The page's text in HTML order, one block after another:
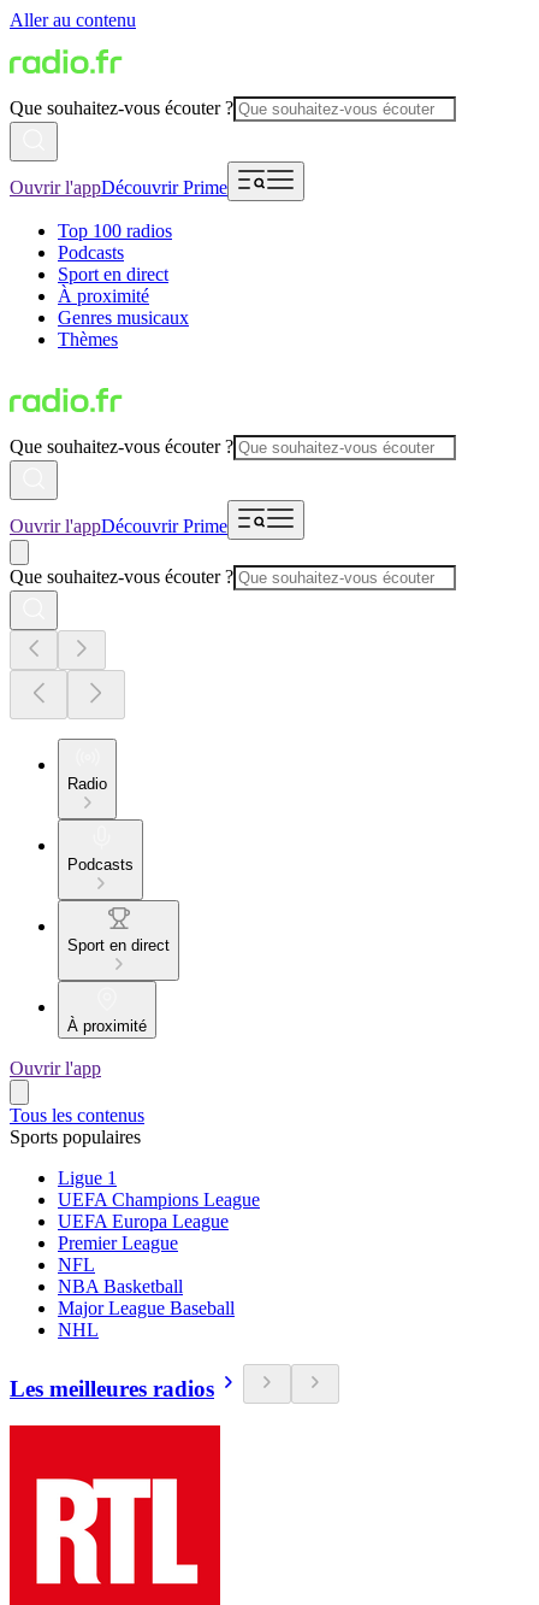
Aller au contenu
Que souhaitez-vous écouter ?
Ouvrir l'appDécouvrir Prime
Top 100 radios
Podcasts
Sport en direct
À proximité
Genres musicaux
Thèmes
Que souhaitez-vous écouter ?
Ouvrir l'appDécouvrir Prime
Que souhaitez-vous écouter ?
Radio
Podcasts
Sport en direct
À proximité
Ouvrir l'app
Tous les contenus
Sports populaires
Ligue 1
UEFA Champions League
UEFA Europa League
Premier League
NFL
NBA Basketball
Major League Baseball
NHL
Les meilleures radios